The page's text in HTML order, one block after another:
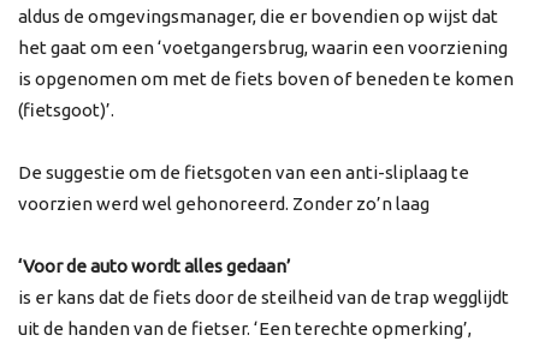
aldus de omgevingsmanager, die er bovendien op wijst dat
het gaat om een ‘voetgangersbrug, waarin een voorziening
is opgenomen om met de fiets boven of beneden te komen
(fietsgoot)’.
De suggestie om de fietsgoten van een anti-sliplaag te
voorzien werd wel gehonoreerd. Zonder zo’n laag
‘Voor de auto wordt alles gedaan’
is er kans dat de fiets door de steilheid van de trap wegglijdt
uit de handen van de fietser. ‘Een terechte opmerking’,